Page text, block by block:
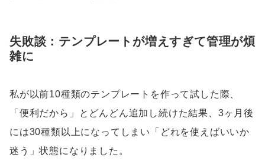
失敗談：テンプレートが増えすぎて管理が煩
雑に
私が以前10種類のテンプレートを作って試した際、
「便利だから」とどんどん追加し続けた結果、3ヶ月後
には30種類以上になってしまい「どれを使えばいいか
迷う」状態になりました。